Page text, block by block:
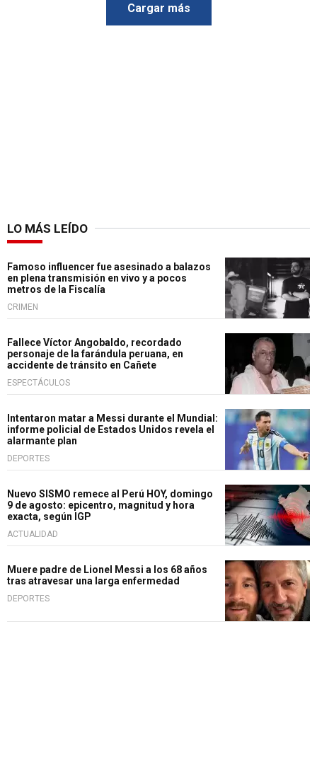
Cargar más
LO MÁS LEÍDO
Famoso influencer fue asesinado a balazos
en plena transmisión en vivo y a pocos
metros de la Fiscalía
CRIMEN
Fallece Víctor Angobaldo, recordado
personaje de la farándula peruana, en
accidente de tránsito en Cañete
ESPECTÁCULOS
Intentaron matar a Messi durante el Mundial:
informe policial de Estados Unidos revela el
alarmante plan
DEPORTES
Nuevo SISMO remece al Perú HOY, domingo
9 de agosto: epicentro, magnitud y hora
exacta, según IGP
ACTUALIDAD
Muere padre de Lionel Messi a los 68 años
tras atravesar una larga enfermedad
DEPORTES